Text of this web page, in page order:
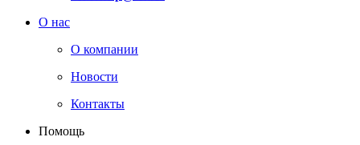
О нас
О компании
Новости
Контакты
Помощь